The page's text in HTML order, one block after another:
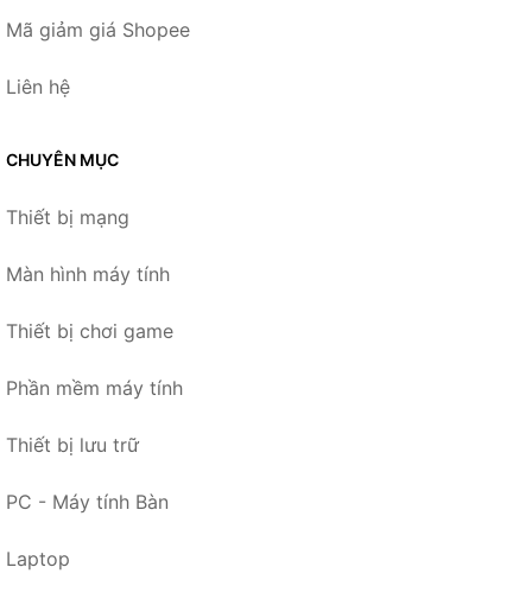
Mã giảm giá Shopee
Liên hệ
CHUYÊN MỤC
Thiết bị mạng
Màn hình máy tính
Thiết bị chơi game
Phần mềm máy tính
Thiết bị lưu trữ
PC - Máy tính Bàn
Laptop